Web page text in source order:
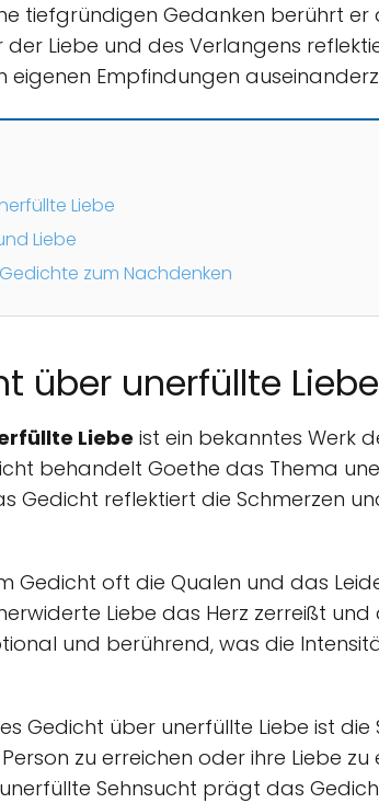
tiefgründigen Gedanken berührt er
Liebe und des Verlangens
eigenen Empfindungen
Liebe
Liebe
zum Nachdenken
über unerfüllte Liebe
Liebe ist ein bekanntes Werk
behandelt Goethe das Thema
Gedicht reflektiert die Schmerzen
Gedicht oft die Qualen und das
Liebe das Herz zerreißt
und berührend, was die
Gedicht über unerfüllte Liebe ist
zu erreichen oder ihre Liebe
Sehnsucht prägt das